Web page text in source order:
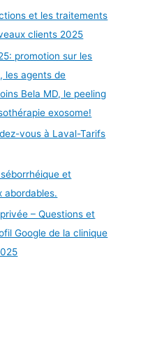
et les traitements
clients 2025
promotion sur les
les agents de
Bela MD, le peeling
exosome!
vous à Laval-Tarifs
et
abordables.
– Questions et
Google de la clinique